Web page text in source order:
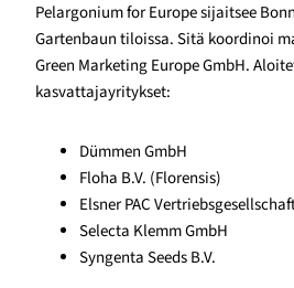
Pelargonium for Europe sijaitsee
Gartenbaun tiloissa. Sitä koordinoi
Green Marketing Europe GmbH.
kasvattajayritykset:
Dümmen GmbH
Floha B.V. (Florensis)
Elsner PAC
Selecta Klemm GmbH
Syngenta Seeds B.V.